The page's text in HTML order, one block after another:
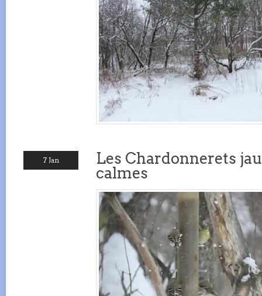
7 Jan
Les Chardonnerets
calmes